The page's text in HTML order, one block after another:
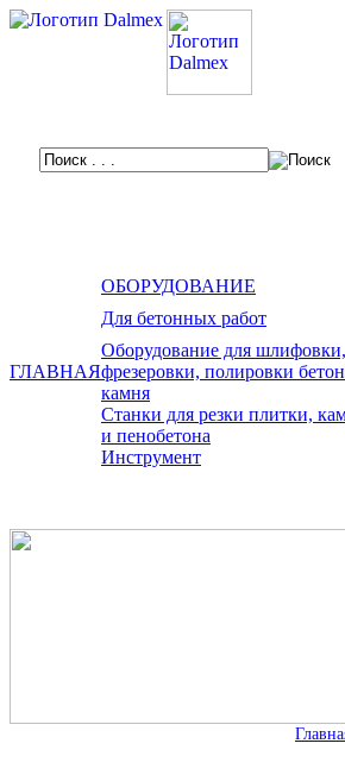
ГЛАВНАЯ
ОБОРУДОВАНИЕ
Для бетонных работ
Оборудование для шлифовки,
фрезеровки, полировки
камня
Станки для резки плитки,
и пенобетона
Инструмент